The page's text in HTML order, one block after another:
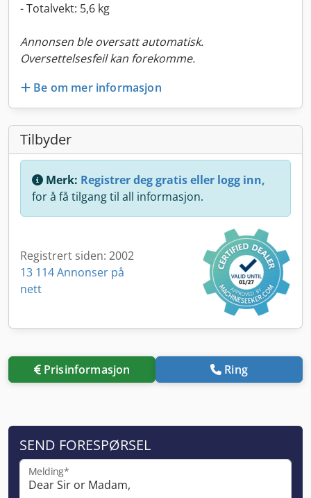
- Totalvekt: 5,6 kg
Annonsen ble oversatt automatisk.
Oversettelsesfeil kan forekomme.
Be om mer informasjon
Tilbyder
Merk: Registrer deg gratis eller logg inn,
for å få tilgang til all informasjon.
Registrert siden: 2002
13 114 Annonser på
nett
Prisinformasjon Ring
SEND FORESPØRSEL
Melding*